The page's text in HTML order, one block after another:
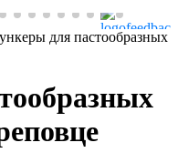
для пастообразных